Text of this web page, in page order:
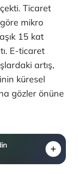
Ticaret
göre mikro
15 kat
E-ticaret
artış,
küresel
gözler önüne